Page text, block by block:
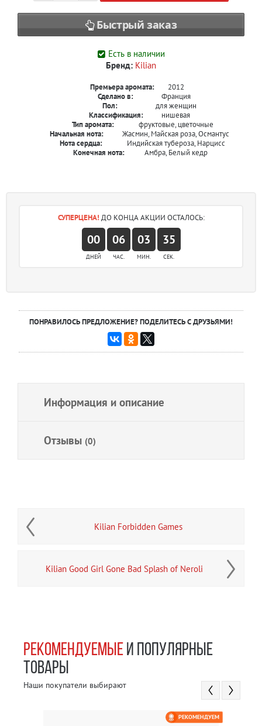
Быстрый заказ
Есть в наличии
Бренд: Kilian
Премьера аромата:
2012
Сделано в:
Франция
Пол:
для женщин
Классификация:
нишевая
Тип аромата:
фруктовые, цветочные
Начальная нота:
Жасмин, Майская роза, Османтус
Нота сердца:
Индийская тубероза, Нарцисс
Конечная нота:
Амбра, Белый кедр
СУПЕРЦЕНА! ДО КОНЦА АКЦИИ ОСТАЛОСЬ:
00 06 03 35
ДНЕЙ ЧАС. МИН. СЕК.
ПОНРАВИЛОСЬ ПРЕДЛОЖЕНИЕ? ПОДЕЛИТЕСЬ С ДРУЗЬЯМИ!
Информация и описание
Отзывы (0)
Kilian Forbidden Games
Kilian Good Girl Gone Bad Splash of Neroli
РЕКОМЕНДУЕМЫЕИ ПОПУЛЯРНЫЕ
ТОВАРЫ
Наши покупатели выбирают
РЕКОМЕНДУЕМ